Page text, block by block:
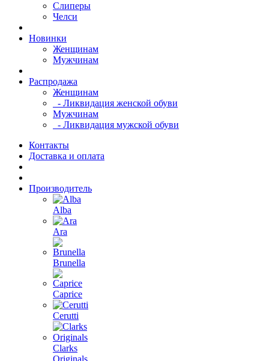
Слиперы
Челси
Новинки
Женщинам
Мужчинам
Распродажа
Женщинам
- Ликвидация женской обуви
Мужчинам
- Ликвидация мужской обуви
Контакты
Доставка и оплата
Производитель
Alba
Ara
Brunella
Caprice
Cerutti
Clarks
Originals